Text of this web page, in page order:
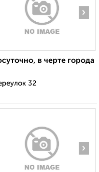
›
в черте города
32
›